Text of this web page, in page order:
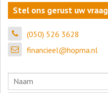
Stel ons gerust uw vraag
(050) 526 3628
financieel@hopma.nl